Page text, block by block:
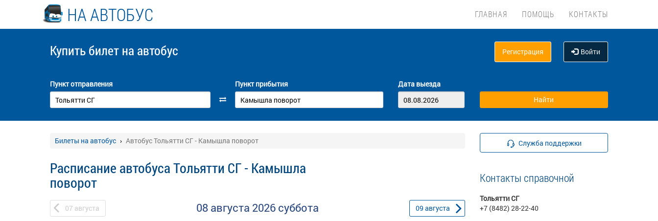
НА АВТОБУС ГЛАВНАЯ ПОМОЩЬ КОНТАКТЫ
Купить билет на автобус Регистрация Войти
Пункт отправления Пункт прибытия Дата выезда
Билеты на автобус Автобус Тольятти СГ - Камышла поворот
Расписание автобуса Тольятти СГ - Камышла
поворот
07 августа 08 августа 2026 суббота 09 августа
Служба поддержки
Контакты справочной
Тольятти СГ
+7 (8482) 28-22-40